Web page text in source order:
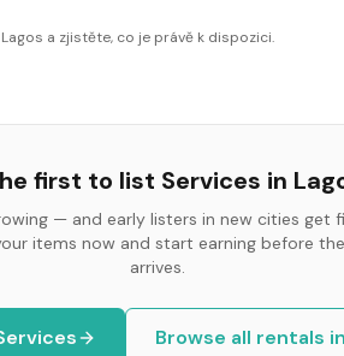
a zjistěte, co je právě k dispozici.
first to list Services in
— and early listers in new cities get
items now and start earning before
arrives.
Browse all rentals in